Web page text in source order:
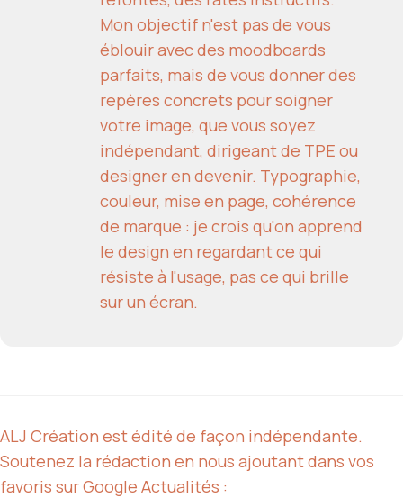
Mon objectif n'est pas de vous
éblouir avec des moodboards
parfaits, mais de vous donner des
repères concrets pour soigner
votre image, que vous soyez
indépendant, dirigeant de TPE ou
designer en devenir. Typographie,
couleur, mise en page, cohérence
de marque : je crois qu'on apprend
le design en regardant ce qui
résiste à l'usage, pas ce qui brille
sur un écran.
ALJ Création est édité de façon indépendante.
Soutenez la rédaction en nous ajoutant dans vos
favoris sur Google Actualités :